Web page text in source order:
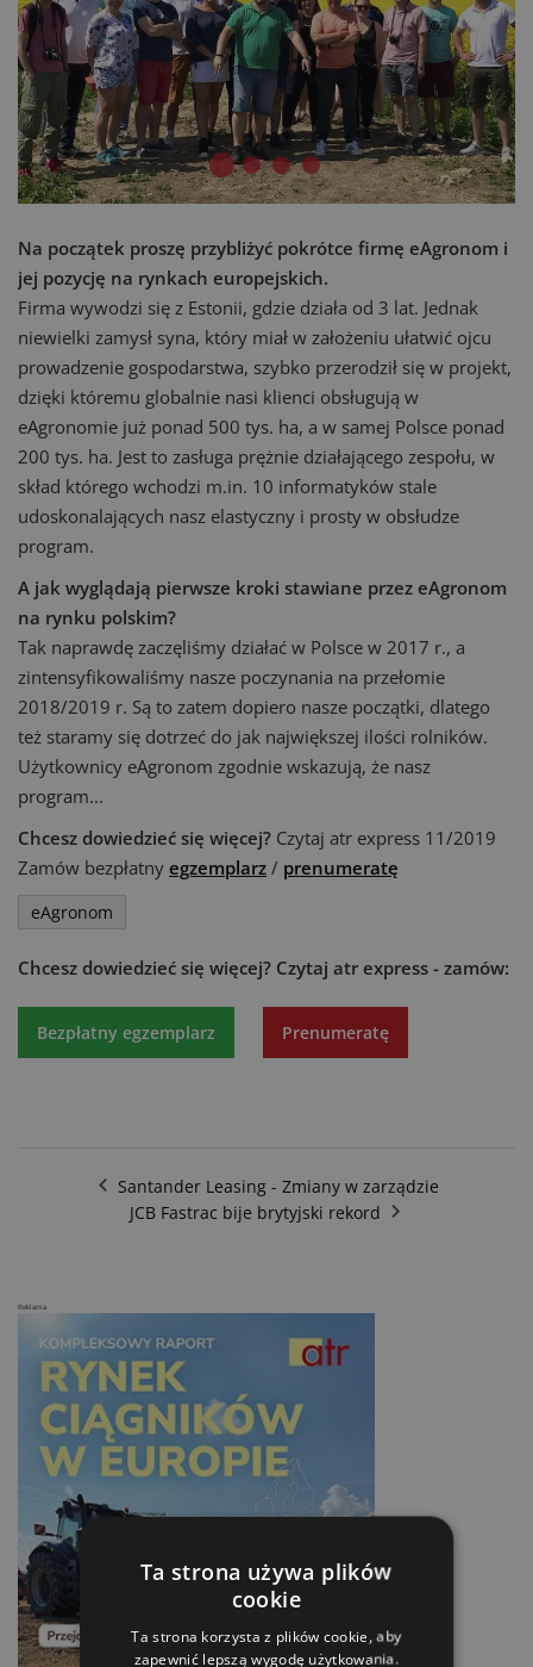
Na początek proszę przybliżyć pokrótce firmę eAgronom i
jej pozycję na rynkach europejskich.
Firma wywodzi się z Estonii, gdzie działa od 3 lat. Jednak
niewielki zamysł syna, który miał w założeniu ułatwić ojcu
prowadzenie gospodarstwa, szybko przerodził się w projekt,
dzięki któremu globalnie nasi klienci obsługują w
eAgronomie już ponad 500 tys. ha, a w samej Polsce ponad
200 tys. ha. Jest to zasługa prężnie działającego zespołu, w
skład którego wchodzi m.in. 10 informatyków stale
udoskonalających nasz elastyczny i prosty w obsłudze
program.
A jak wyglądają pierwsze kroki stawiane przez eAgronom
na rynku polskim?
Tak naprawdę zaczęliśmy działać w Polsce w 2017 r., a
zintensyfikowaliśmy nasze poczynania na przełomie
2018/2019 r. Są to zatem dopiero nasze początki, dlatego
też staramy się dotrzeć do jak największej ilości rolników.
Użytkownicy eAgronom zgodnie wskazują, że nasz
program...
Chcesz dowiedzieć się więcej? Czytaj atr express 11/2019
Zamów bezpłatny egzemplarz / prenumeratę
eAgronom
Chcesz dowiedzieć się więcej? Czytaj atr express - zamów:
Bezpłatny egzemplarz Prenumeratę
Santander Leasing - Zmiany w zarządzie
JCB Fastrac bije brytyjski rekord
Reklama
Ta strona używa plików
cookie
Ta strona korzysta z plików cookie, aby
zapewnić lepszą wygodę użytkowania.